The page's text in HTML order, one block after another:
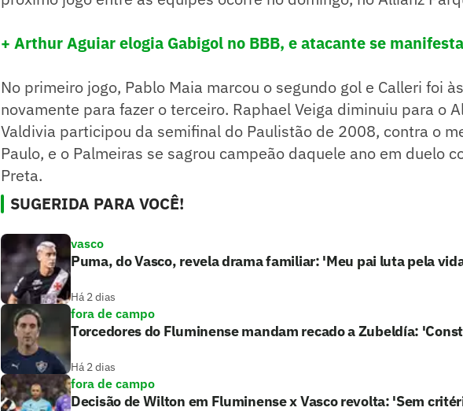
+ Arthur Aguiar elogia Gabigol no BBB, e atacante se
No primeiro jogo, Pablo Maia marcou o segundo gol e Calleri foi
novamente para fazer o terceiro. Raphael Veiga diminuiu para o
Valdivia participou da semifinal do Paulistão de 2008, contra o
Paulo, e o Palmeiras se sagrou campeão daquele ano em duelo
Preta.
SUGERIDA PARA VOCÊ!
vasco
Puma, do Vasco, revela drama familiar: 'Meu pai luta pela
Há 2 dias
fora de campo
Torcedores do Fluminense mandam recado a Zubeldía:
Há 2 dias
fora de campo
Decisão de Wilton em Fluminense x Vasco revolta: 'Sem